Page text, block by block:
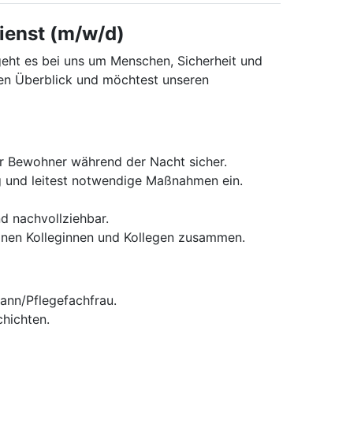
(m/w/d)
es bei uns um Menschen, Sicherheit und
Überblick und möchtest unseren
während der Nacht sicher.
leitest notwendige Maßnahmen ein.
nachvollziehbar.
Kolleginnen und Kollegen zusammen.
Pflegefachfrau.